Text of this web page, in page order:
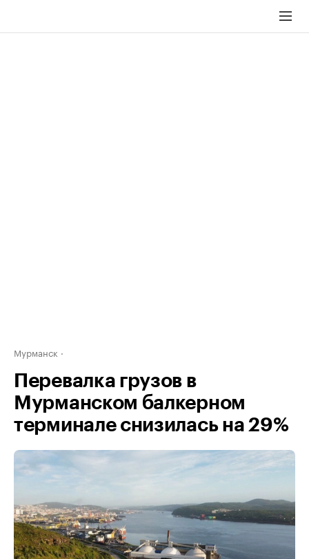
Мурманск
Перевалка грузов в
Мурманском балкерном
терминале снизилась на 29%